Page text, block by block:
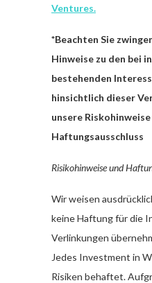
Ventures.
*Beachten Sie
Hinweise zu den bei
bestehenden
hinsichtlich dieser
unsere
Haftungsausschluss
Risikohinweise und
Wir weisen
keine Haftung für die
Verlinkungen
Jedes Investment in
Risiken behaftet.